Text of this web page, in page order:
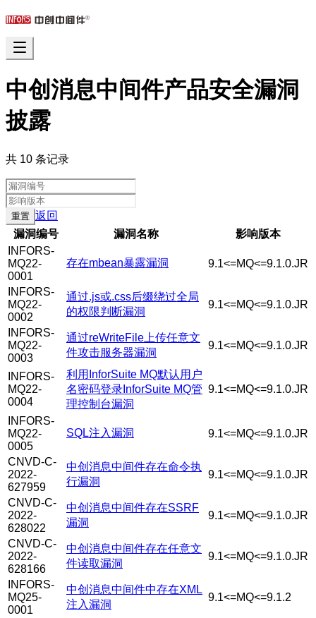
中创消息中间件产品安全漏洞
披露
共 10 条记录
重置 返回
漏洞编号
漏洞名称
影响版本
INFORS-
MQ22-
0001
存在mbean暴露漏洞 9.1<=MQ<=9.1.0.JR
INFORS-
MQ22-
0002
通过.js或.css后缀绕过全局
的权限判断漏洞
9.1<=MQ<=9.1.0.JR
INFORS-
MQ22-
0003
通过reWriteFile上传任意文
件攻击服务器漏洞
9.1<=MQ<=9.1.0.JR
INFORS-
MQ22-
0004
利用InforSuite MQ默认用户
名密码登录InforSuite MQ管
理控制台漏洞
9.1<=MQ<=9.1.0.JR
INFORS-
MQ22-
0005
SQL注入漏洞 9.1<=MQ<=9.1.0.JR
CNVD-C-
2022-
627959
中创消息中间件存在命令执
行漏洞
9.1<=MQ<=9.1.0.JR
CNVD-C-
2022-
628022
中创消息中间件存在SSRF
漏洞
9.1<=MQ<=9.1.0.JR
CNVD-C-
2022-
628166
中创消息中间件存在任意文
件读取漏洞
9.1<=MQ<=9.1.0.JR
INFORS-
MQ25-
0001
中创消息中间件中存在XML
注入漏洞
9.1<=MQ<=9.1.2